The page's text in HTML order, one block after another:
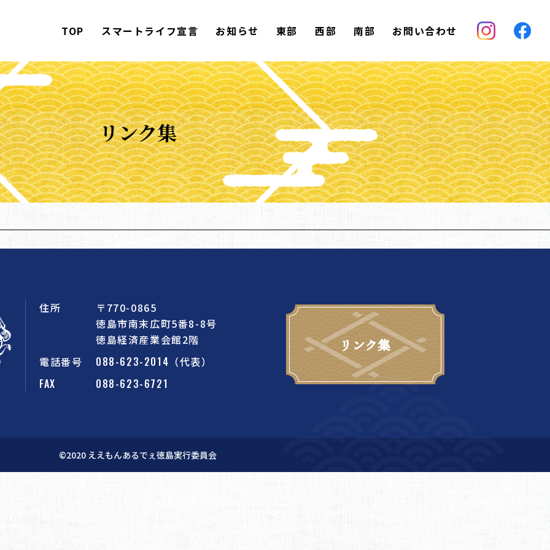
TOP スマートライフ宣言 お知らせ 東部 西部 南部 お問い合わせ
リンク集
住所
〒770-0865
徳島市南末広町5番8-8号
徳島経済産業会館2階
電話番号
088-623-2014 （代表）
FAX
088-623-6721
©︎2020 ええもんあるでぇ徳島実行委員会